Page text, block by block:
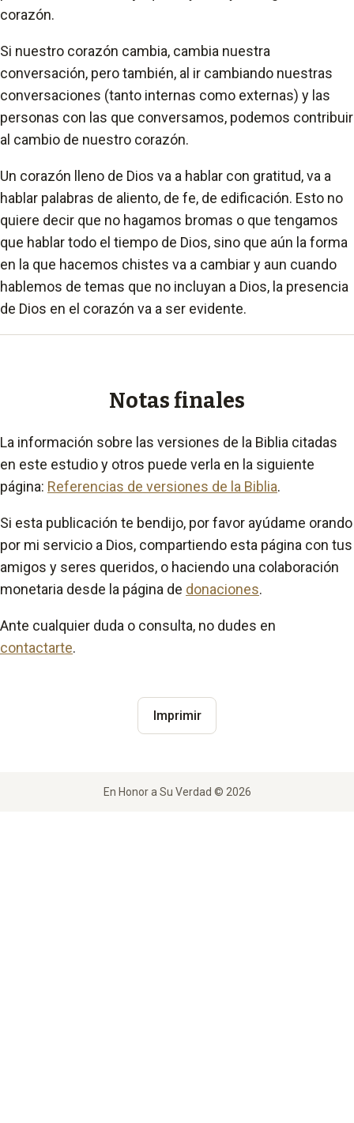
corazón.
Si nuestro corazón cambia, cambia nuestra
conversación, pero también, al ir cambiando nuestras
conversaciones (tanto internas como externas) y las
personas con las que conversamos, podemos contribuir
al cambio de nuestro corazón.
Un corazón lleno de Dios va a hablar con gratitud, va a
hablar palabras de aliento, de fe, de edificación. Esto no
quiere decir que no hagamos bromas o que tengamos
que hablar todo el tiempo de Dios, sino que aún la forma
en la que hacemos chistes va a cambiar y aun cuando
hablemos de temas que no incluyan a Dios, la presencia
de Dios en el corazón va a ser evidente.
Notas finales
La información sobre las versiones de la Biblia citadas
en este estudio y otros puede verla en la siguiente
página: Referencias de versiones de la Biblia.
Si esta publicación te bendijo, por favor ayúdame orando
por mi servicio a Dios, compartiendo esta página con tus
amigos y seres queridos, o haciendo una colaboración
monetaria desde la página de donaciones.
Ante cualquier duda o consulta, no dudes en
contactarte.
Imprimir
En Honor a Su Verdad © 2026